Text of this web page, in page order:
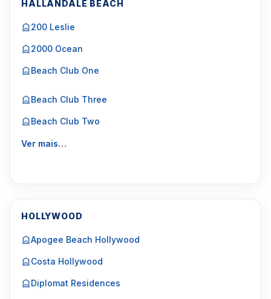
HALLANDALE BEACH
200 Leslie
2000 Ocean
Beach Club One
Beach Club Three
Beach Club Two
Ver mais…
HOLLYWOOD
Apogee Beach Hollywood
Costa Hollywood
Diplomat Residences